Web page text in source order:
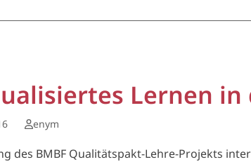
Lernen in
enym
des BMBF Qualitätspakt-Lehre-Projekts